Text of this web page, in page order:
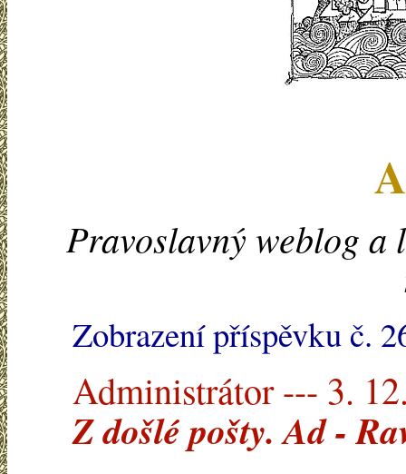
Pravoslavný weblog a
Zobrazení příspěvku č.
Administrátor --- 3.
Z došlé pošty. Ad -